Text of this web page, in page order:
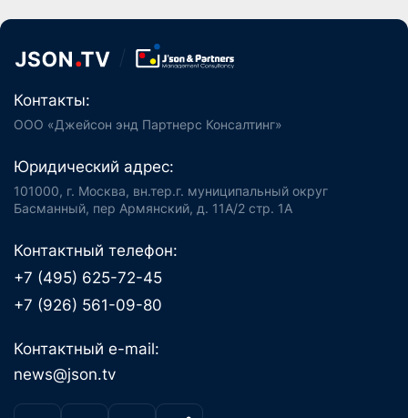
Контакты:
ООО «Джейсон энд Партнерс Консалтинг»
Юридический адрес:
101000, г. Москва, вн.тер.г. муниципальный округ
Басманный, пер Армянский, д. 11А/2 стр. 1А
Контактный телефон:
+7 (495) 625-72-45
+7 (926) 561-09-80
Контактный e-mail:
news@json.tv